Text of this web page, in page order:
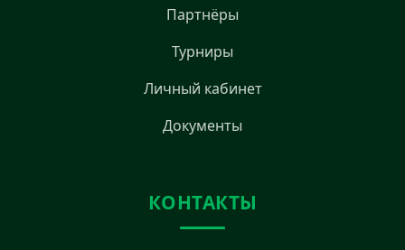
Партнёры
Турниры
Личный кабинет
Документы
КОНТАКТЫ